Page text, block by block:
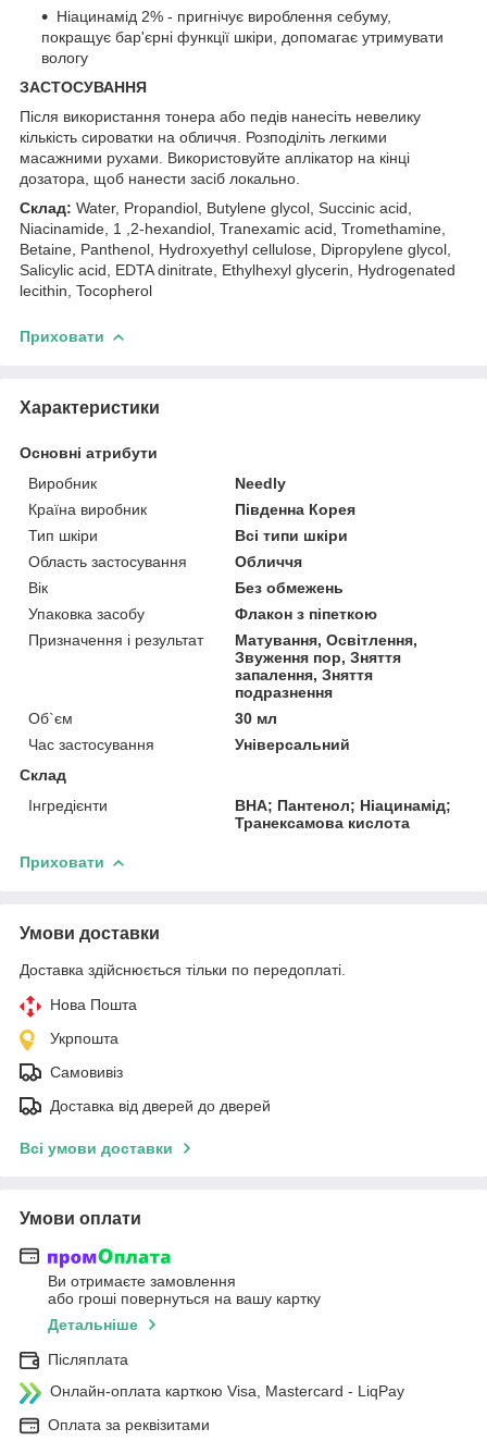
Ніацинамід 2% - пригнічує вироблення себуму,
покращує бар'єрні функції шкіри, допомагає утримувати
вологу
ЗАСТОСУВАННЯ
Після використання тонера або педів нанесіть невелику
кількість сироватки на обличчя. Розподіліть легкими
масажними рухами. Використовуйте аплікатор на кінці
дозатора, щоб нанести засіб локально.
Склад: Water, Propandiol, Butylene glycol, Succinic acid,
Niacinamide, 1 ,2-hexandiol, Tranexamic acid, Tromethamine,
Betaine, Panthenol, Hydroxyethyl cellulose, Dipropylene glycol,
Salicylic acid, EDTA dinitrate, Ethylhexyl glycerin, Hydrogenated
lecithin, Tocopherol
Приховати
Характеристики
Основні атрибути
Виробник
Needly
Країна виробник
Південна Корея
Тип шкіри
Всі типи шкіри
Область застосування
Обличчя
Вік
Без обмежень
Упаковка засобу
Флакон з піпеткою
Призначення і результат
Матування, Освітлення,
Звуження пор, Зняття
запалення, Зняття
подразнення
Об`єм
30 мл
Час застосування
Універсальний
Склад
Інгредієнти
BHA; Пантенол; Ніацинамід;
Транексамова кислота
Приховати
Умови доставки
Доставка здійснюється тільки по передоплаті.
Нова Пошта
Укрпошта
Самовивіз
Доставка від дверей до дверей
Всі умови доставки
Умови оплати
Ви отримаєте замовлення
або гроші повернуться на вашу картку
Детальніше
Післяплата
Онлайн-оплата карткою Visa, Mastercard - LiqPay
Оплата за реквізитами